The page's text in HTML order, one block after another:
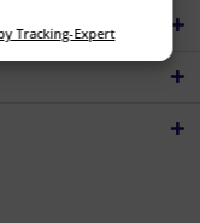
Werbung
Inhalte
Kombinationen von
Inhalten
Tracking-Expert